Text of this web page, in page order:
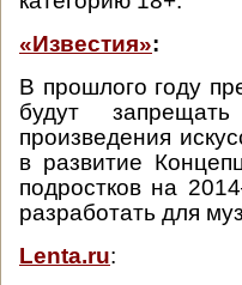
«Известия»:
В прошлого году
будут
произведения
в развитие
подростков на
разработать для
Lenta.ru: